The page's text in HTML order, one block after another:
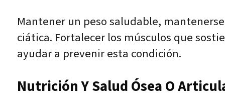
Mantener un peso saludable,
ciática. Fortalecer los músculos que
ayudar a prevenir esta condición.
Nutrición Y Salud Ósea O